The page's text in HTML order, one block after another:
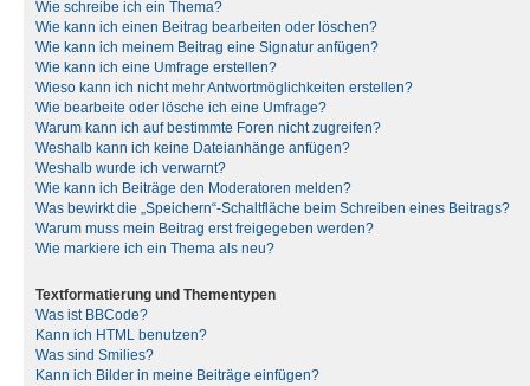
Wie schreibe ich ein Thema?
Wie kann ich einen Beitrag bearbeiten oder löschen?
Wie kann ich meinem Beitrag eine Signatur anfügen?
Wie kann ich eine Umfrage erstellen?
Wieso kann ich nicht mehr Antwortmöglichkeiten erstellen?
Wie bearbeite oder lösche ich eine Umfrage?
Warum kann ich auf bestimmte Foren nicht zugreifen?
Weshalb kann ich keine Dateianhänge anfügen?
Weshalb wurde ich verwarnt?
Wie kann ich Beiträge den Moderatoren melden?
Was bewirkt die „Speichern“-Schaltfläche beim Schreiben eines Beitrags?
Warum muss mein Beitrag erst freigegeben werden?
Wie markiere ich ein Thema als neu?
Textformatierung und Thementypen
Was ist BBCode?
Kann ich HTML benutzen?
Was sind Smilies?
Kann ich Bilder in meine Beiträge einfügen?